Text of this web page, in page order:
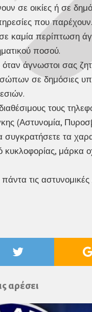
σε οικίες ή σε
που παρέχουν.
καμία περίπτωση
ποσού.
άγνωστοι σας
σε δημόσιες
τους
(Αστυνομία,
τα
κυκλοφορίας,
τις
Twitter
αρέσει